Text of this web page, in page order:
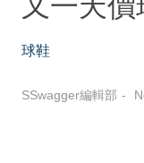
球鞋
SSwagger編輯部